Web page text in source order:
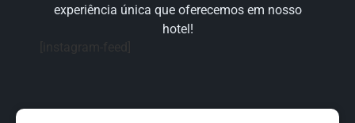
experiência única que oferecemos em nosso
hotel!